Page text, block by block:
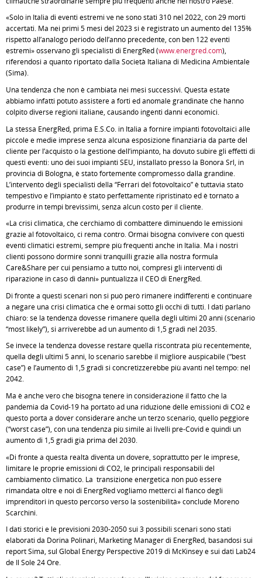
«Solo in Italia di eventi estremi ve ne sono stati 310 nel 2022, con 29 morti
accertati. Ma nei primi 5 mesi del 2023 si è registrato un aumento del 135%
rispetto all’analogo periodo dell’anno precedente, con ben 122 eventi
estremi» osservano gli specialisti di EnergRed (www.energred.com),
riferendosi a quanto riportato dalla Società Italiana di Medicina Ambientale
(Sima).
Una tendenza che non è cambiata nei mesi successivi. Questa estate
abbiamo infatti potuto assistere a forti ed anomale grandinate che hanno
colpito diverse regioni italiane, causando ingenti danni economici.
La stessa EnergRed, prima E.S.Co. in Italia a fornire impianti fotovoltaici alle
piccole e medie imprese senza alcuna esposizione finanziaria da parte del
cliente per l’acquisto o la gestione dell’impianto, ha dovuto subire gli effetti di
questi eventi: uno dei suoi impianti SEU, installato presso la Bonora Srl, in
provincia di Bologna, è stato fortemente compromesso dalla grandine.
L’intervento degli specialisti della “Ferrari del fotovoltaico” è tuttavia stato
tempestivo e l’impianto è stato perfettamente ripristinato ed è tornato a
produrre in tempi brevissimi, senza alcun costo per il cliente.
«La crisi climatica, che cerchiamo di combattere diminuendo le emissioni
grazie al fotovoltaico, ci rema contro. Ormai bisogna convivere con questi
eventi climatici estremi, sempre più frequenti anche in Italia. Ma i nostri
clienti possono dormire sonni tranquilli grazie alla nostra formula
Care&Share per cui pensiamo a tutto noi, compresi gli interventi di
riparazione in caso di danni» puntualizza il CEO di EnergRed.
Di fronte a questi scenari non si può però rimanere indifferenti e continuare
a negare una crisi climatica che è ormai sotto gli occhi di tutti. I dati parlano
chiaro: se la tendenza dovesse rimanere quella degli ultimi 20 anni (scenario
“most likely”), si arriverebbe ad un aumento di 1,5 gradi nel 2035.
Se invece la tendenza dovesse restare quella riscontrata più recentemente,
quella degli ultimi 5 anni, lo scenario sarebbe il migliore auspicabile (“best
case”) e l’aumento di 1,5 gradi si concretizzerebbe più avanti nel tempo: nel
2042.
Ma è anche vero che bisogna tenere in considerazione il fatto che la
pandemia da Covid-19 ha portato ad una riduzione delle emissioni di CO2 e
questo porta a dover considerare anche un terzo scenario, quello peggiore
(“worst case”), con una tendenza più simile ai livelli pre-Covid e quindi un
aumento di 1,5 gradi già prima del 2030.
«Di fronte a questa realtà diventa un dovere, soprattutto per le imprese,
limitare le proprie emissioni di CO2, le principali responsabili del
cambiamento climatico. La transizione energetica non può essere
rimandata oltre e noi di EnergRed vogliamo metterci al fianco degli
imprenditori in questo percorso verso la sostenibilità» conclude Moreno
Scarchini.
I dati storici e le previsioni 2030-2050 sui 3 possibili scenari sono stati
elaborati da Dorina Polinari, Marketing Manager di EnergRed, basandosi sui
report Sima, sul Global Energy Perspective 2019 di McKinsey e sui dati Lab24
de Il Sole 24 Ore.